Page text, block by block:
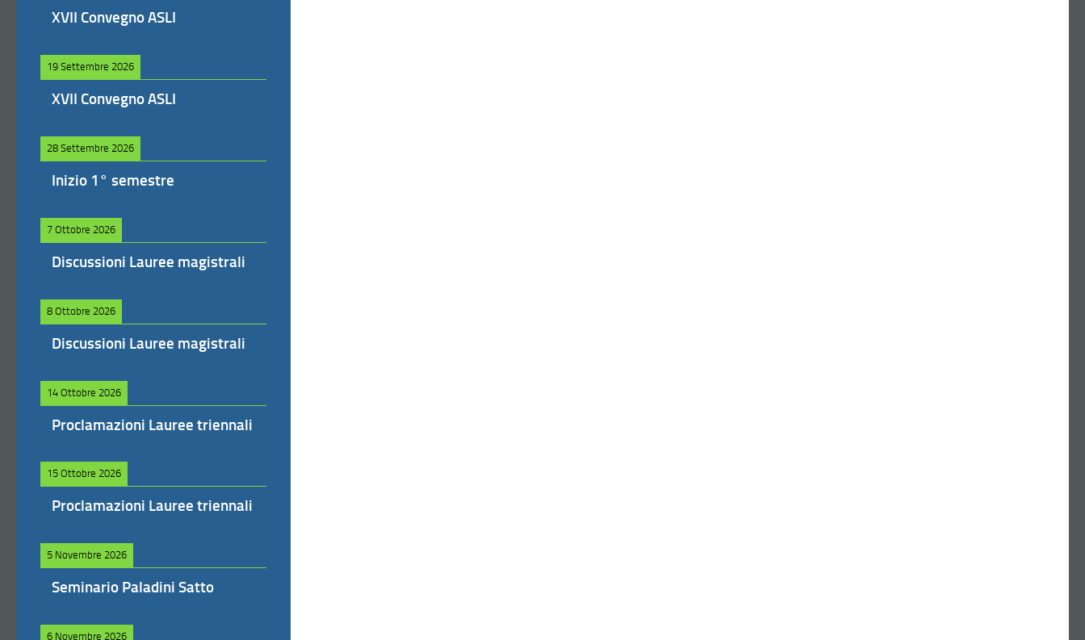
XVII Convegno ASLI
19 Settembre 2026
XVII Convegno ASLI
28 Settembre 2026
Inizio 1° semestre
7 Ottobre 2026
Discussioni Lauree magistrali
8 Ottobre 2026
Discussioni Lauree magistrali
14 Ottobre 2026
Proclamazioni Lauree triennali
15 Ottobre 2026
Proclamazioni Lauree triennali
5 Novembre 2026
Seminario Paladini Satto
6 Novembre 2026